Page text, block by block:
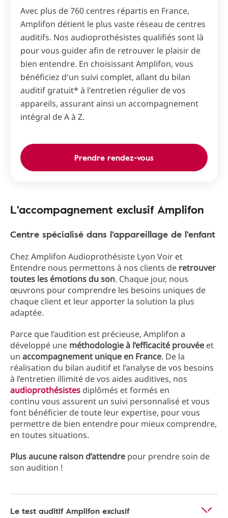
Avec plus de 760 centres répartis en France,
Amplifon détient le plus vaste réseau de centres
auditifs. Nos audioprothésistes qualifiés sont là
pour vous guider afin de retrouver le plaisir de
bien entendre. En choisissant Amplifon, vous
bénéficiez d'un suivi complet, allant du bilan
auditif gratuit* à l'entretien régulier de vos
appareils, assurant ainsi un accompagnement
intégral de A à Z.
Prendre rendez-vous
L'accompagnement exclusif Amplifon
Centre spécialisé dans l'appareillage de l'enfant
Chez Amplifon Audioprothésiste Lyon Voir et
Entendre nous permettons à nos clients de retrouver
toutes les émotions du son. Chaque jour, nous
œuvrons pour comprendre les besoins uniques de
chaque client et leur apporter la solution la plus
adaptée.
Parce que l’audition est précieuse, Amplifon a
développé une méthodologie à l’efficacité prouvée et
un accompagnement unique en France. De la
réalisation du bilan auditif et l’analyse de vos besoins
à l’entretien illimité de vos aides auditives, nos
audioprothésistes diplômés et formés en
continu vous assurent un suivi personnalisé et vous
font bénéficier de toute leur expertise, pour vous
permettre de bien entendre pour mieux comprendre,
en toutes situations.
Plus aucune raison d’attendre pour prendre soin de
son audition !
Le test auditif Amplifon exclusif